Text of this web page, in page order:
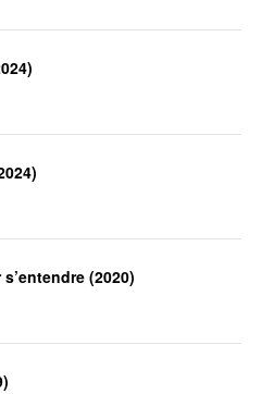
(2020)